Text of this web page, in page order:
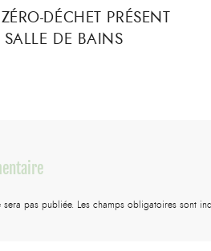
DÉCHET PRÉSENT
DE BAINS
sera pas publiée. Les champs obligatoires sont